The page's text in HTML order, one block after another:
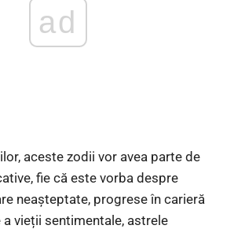
ad
aceste zodii vor avea parte de
fie că este vorba despre
neașteptate, progrese în carieră
vieții sentimentale, astrele